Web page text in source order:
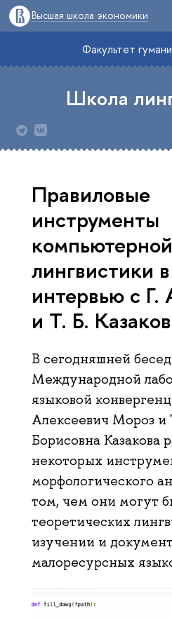
Высшая школа экономики
Факультет
Школа
Правиловые
инструменты
компьютерной
лингвистики
интервью с
и Т. Б.
В сегодняшней
Международной
языковой
Алексеевич Мороз и
Борисовна Казакова
некоторых
морфологического
том, чем они могут
теоретических
изучении и
малоресурсных